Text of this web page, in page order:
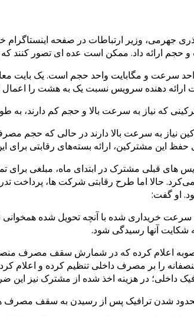
جهرمی، وزیر ارتباطات در صفحه
ارائه داد. ممکن است عده ای تصور کنند که
واحد سرعت و مگابایت واحد حجم است. یک
ارائه دهنده سرویس نسبت یک به هشت را
که نیاز به سرعت بالا و حجم کم دارند، به
نیاز به سرعت بالا دارند در حالی که حجم
این مشترکین، ارائه بسته‌های رقابتی برای
های قبلی مشترک در ابتدای ماه، مبلغی
حالا اما طرح رقابتی شرکت ها، پرداخت
او گفت:
سرعت خریداری شده با آنچه تحویل شده
به شکایت آنها رسیدگی شود.
اعلام کرده که در شمارش سقف مصرف
را بر مصرف داخلی تنظیم کرده و اعلام
داخلی؛ در هزینه اخذ شده از مشترک نیز
شدن ترافیک پس از رسیدن به سقف مصرف هم